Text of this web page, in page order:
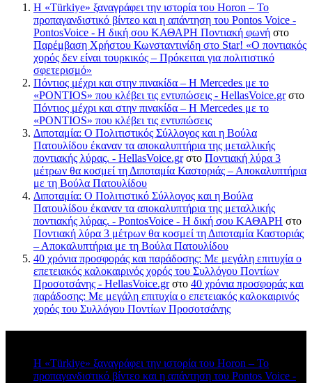
Η «Türkiye» ξαναγράφει την ιστορία του Horon – Το
προπαγανδιστικό βίντεο και η απάντηση του Pontos Voice -
PontosVoice - H δική σου ΚΑΘΑΡΗ Ποντιακή φωνή στο
Παρέμβαση Χρήστου Κωνσταντινίδη στο Star! «Ο ποντιακός
χορός δεν είναι τουρκικός – Πρόκειται για πολιτιστικό
σφετερισμό»
Πόντιος μέχρι και στην πινακίδα – Η Mercedes με το
«PONTIOS» που κλέβει τις εντυπώσεις - HellasVoice.grστο
Πόντιος μέχρι και στην πινακίδα – Η Mercedes με το
«PONTIOS» που κλέβει τις εντυπώσεις
Διποταμία: Ο Πολιτιστικός Σύλλογος και η Βούλα
Πατουλίδου έκαναν τα αποκαλυπτήρια της μεταλλικής
ποντιακής λύρας. - HellasVoice.grστο Ποντιακή λύρα 3
μέτρων θα κοσμεί τη Διποταμία Καστοριάς – Αποκαλυπτήρια
με τη Βούλα Πατουλίδου
Διποταμία: Ο Πολιτιστικό Σύλλογος και η Βούλα
Πατουλίδου έκαναν τα αποκαλυπτήρια της μεταλλικής
ποντιακής λύρας. - PontosVoice - H δική σου ΚΑΘΑΡΗ στο
Ποντιακή λύρα 3 μέτρων θα κοσμεί τη Διποταμία Καστοριάς
– Αποκαλυπτήρια με τη Βούλα Πατουλίδου
40 χρόνια προσφοράς και παράδοσης: Με μεγάλη επιτυχία ο
επετειακός καλοκαιρινός χορός του Συλλόγου Ποντίων
Προσοτσάνης - HellasVoice.grστο 40 χρόνια προσφοράς και
παράδοσης: Με μεγάλη επιτυχία ο επετειακός καλοκαιρινός
χορός του Συλλόγου Ποντίων Προσοτσάνης
Η «Türkiye» ξαναγράφει την ιστορία του Horon – Το
προπαγανδιστικό βίντεο και η απάντηση του Pontos Voice -